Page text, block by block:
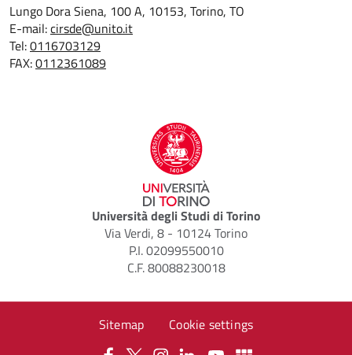
Lungo Dora Siena, 100 A, 10153, Torino, TO
E-mail:cirsde@unito.it
Tel:0116703129
FAX:0112361089
Università degli Studi di Torino
Via Verdi, 8 - 10124 Torino
P.I. 02099550010
C.F. 80088230018
Sitemap Cookie settings